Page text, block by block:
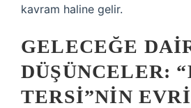
kavram haline gelir.
GELECEĞE
DÜŞÜNCELER:
TERSI”NIN